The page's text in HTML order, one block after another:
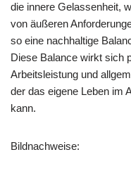
die innere Gelassenheit,
von äußeren
so eine nachhaltige
Diese Balance wirkt sich
Arbeitsleistung und
der das eigene Leben im
kann.
Bildnachweise: